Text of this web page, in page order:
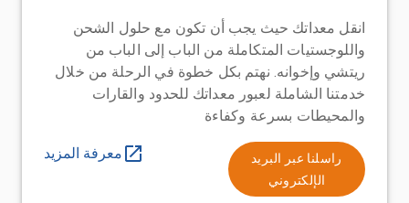
انقل معداتك حيث يجب أن تكون مع حلول الشحن
واللوجستيات المتكاملة من الباب إلى الباب من
ريتشي وإخوانه. نهتم بكل خطوة في الرحلة من خلال
خدمتنا الشاملة لعبور معداتك للحدود والقارات
والمحيطات بسرعة وكفاءة
راسلنا عبر البريد
الإلكتروني
معرفة المزيد